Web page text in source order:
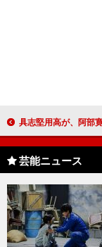
具志堅用高が、阿部寛を絶賛「今までで一番いい男」 映画「天国から
芸能ニュース